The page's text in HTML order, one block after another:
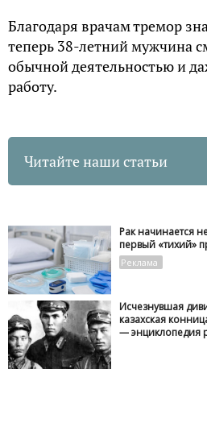
Благодаря врачам тремор
теперь 38-летний мужчина
обычной деятельностью и
работу.
Читайте наши статьи
Рак начинается
первый «тихий»
Исчезнувшая
казахская
— энциклопедия